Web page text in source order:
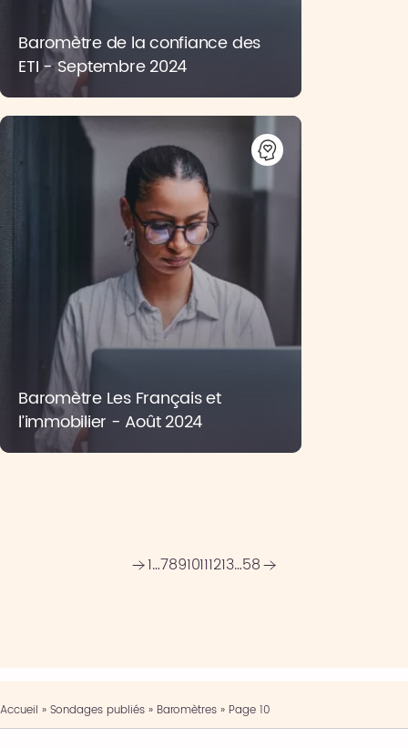
Baromètre de la confiance des
ETI - Septembre 2024
Baromètre Les Français et
l’immobilier - Août 2024
1…78910111213…58
Accueil » Sondages publiés» Baromètres » Page 10